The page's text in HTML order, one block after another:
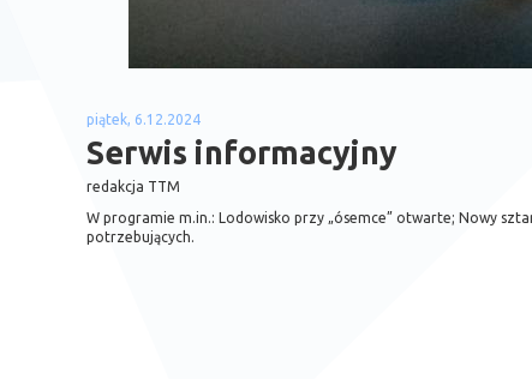
piątek, 6.12.2024
Serwis informacyjny
redakcja TTM
W programie m.in.: Lodowisko przy „ósemce” otwarte; Nowy
potrzebujących.